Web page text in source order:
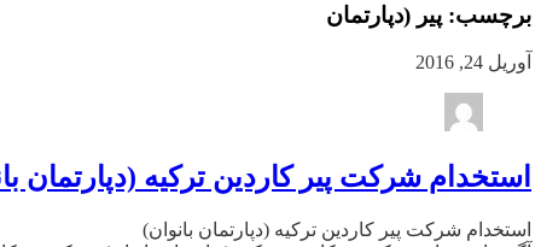
برچسب: پیر (دپارتمان
آوریل 24, 2016
استخدام شرکت پیر کاردین ترکیه (دپارتمان
استخدام شرکت پیر کاردین ترکیه (دپارتمان بانوان)